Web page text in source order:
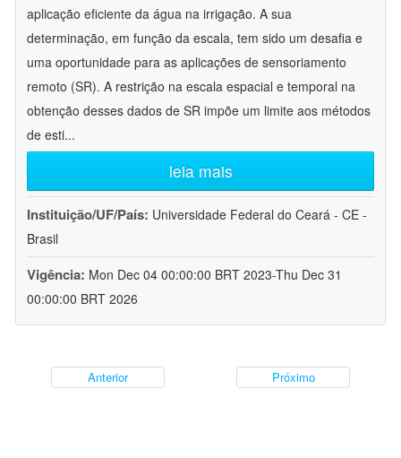
aplicação eficiente da água na irrigação. A sua
determinação, em função da escala, tem sido um desafia e
uma oportunidade para as aplicações de sensoriamento
remoto (SR). A restrição na escala espacial e temporal na
obtenção desses dados de SR impõe um limite aos métodos
de esti...
leia mais
Instituição/UF/País: Universidade Federal do Ceará - CE -
Brasil
Vigência: Mon Dec 04 00:00:00 BRT 2023-Thu Dec 31
00:00:00 BRT 2026
Anterior Próximo